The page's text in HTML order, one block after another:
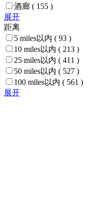
酒廊 ( 155 )
展开
距离
5 miles以内 ( 93 )
10 miles以内 ( 213 )
25 miles以内 ( 411 )
50 miles以内 ( 527 )
100 miles以内 ( 561 )
展开